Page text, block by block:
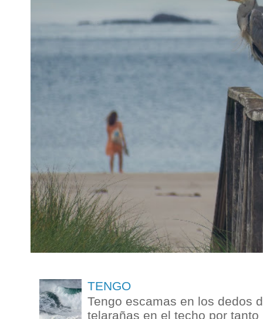
TENGO
Tengo escamas en los dedos
telarañas en el techo por